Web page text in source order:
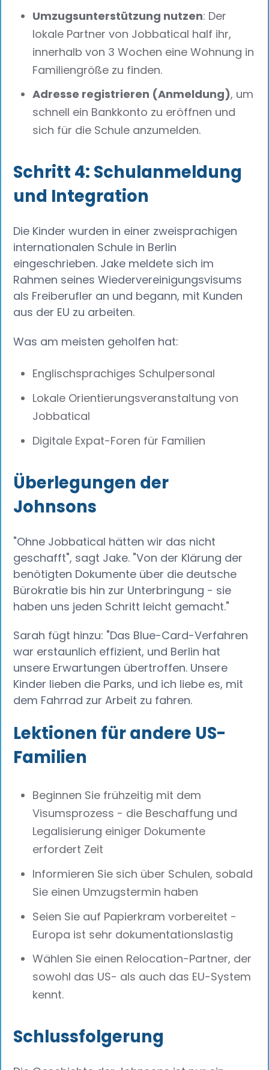
Umzugsunterstützung nutzen: Der
lokale Partner von Jobbatical half ihr,
innerhalb von 3 Wochen eine Wohnung in
Familiengröße zu finden.
Adresse registrieren (Anmeldung), um
schnell ein Bankkonto zu eröffnen und
sich für die Schule anzumelden.
Schritt 4: Schulanmeldung
und Integration
Die Kinder wurden in einer zweisprachigen
internationalen Schule in Berlin
eingeschrieben. Jake meldete sich im
Rahmen seines Wiedervereinigungsvisums
als Freiberufler an und begann, mit Kunden
aus der EU zu arbeiten.
Was am meisten geholfen hat:
Englischsprachiges Schulpersonal
Lokale Orientierungsveranstaltung von
Jobbatical
Digitale Expat-Foren für Familien
Überlegungen der
Johnsons
"Ohne Jobbatical hätten wir das nicht
geschafft", sagt Jake. "Von der Klärung der
benötigten Dokumente über die deutsche
Bürokratie bis hin zur Unterbringung - sie
haben uns jeden Schritt leicht gemacht."
Sarah fügt hinzu: "Das Blue-Card-Verfahren
war erstaunlich effizient, und Berlin hat
unsere Erwartungen übertroffen. Unsere
Kinder lieben die Parks, und ich liebe es, mit
dem Fahrrad zur Arbeit zu fahren.
Lektionen für andere US-
Familien
Beginnen Sie frühzeitig mit dem
Visumsprozess - die Beschaffung und
Legalisierung einiger Dokumente
erfordert Zeit
Informieren Sie sich über Schulen, sobald
Sie einen Umzugstermin haben
Seien Sie auf Papierkram vorbereitet -
Europa ist sehr dokumentationslastig
Wählen Sie einen Relocation-Partner, der
sowohl das US- als auch das EU-System
kennt.
Schlussfolgerung